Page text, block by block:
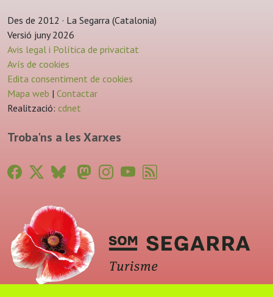
Des de 2012 · La Segarra (Catalonia)
Versió juny 2026
Avis legal i Política de privacitat
Avís de cookies
Edita consentiment de cookies
Mapa web | Contactar
Realització: cdnet
Troba'ns a les Xarxes